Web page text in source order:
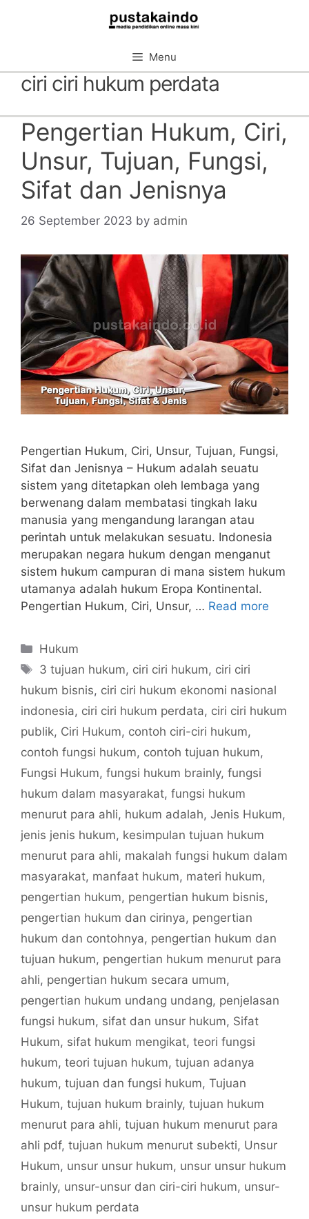
Menu
ciri ciri hukum perdata
Pengertian Hukum, Ciri,
Unsur, Tujuan, Fungsi,
Sifat dan Jenisnya
26 September 2023 by admin
Pengertian Hukum, Ciri, Unsur, Tujuan, Fungsi,
Sifat dan Jenisnya – Hukum adalah seuatu
sistem yang ditetapkan oleh lembaga yang
berwenang dalam membatasi tingkah laku
manusia yang mengandung larangan atau
perintah untuk melakukan sesuatu. Indonesia
merupakan negara hukum dengan menganut
sistem hukum campuran di mana sistem hukum
utamanya adalah hukum Eropa Kontinental.
Pengertian Hukum, Ciri, Unsur, … Read more
Categories
Hukum
Tags
3 tujuan hukum, ciri ciri hukum, ciri ciri
hukum bisnis, ciri ciri hukum ekonomi nasional
indonesia, ciri ciri hukum perdata, ciri ciri hukum
publik, Ciri Hukum, contoh ciri-ciri hukum,
contoh fungsi hukum, contoh tujuan hukum,
Fungsi Hukum, fungsi hukum brainly, fungsi
hukum dalam masyarakat, fungsi hukum
menurut para ahli, hukum adalah, Jenis Hukum,
jenis jenis hukum, kesimpulan tujuan hukum
menurut para ahli, makalah fungsi hukum dalam
masyarakat, manfaat hukum, materi hukum,
pengertian hukum, pengertian hukum bisnis,
pengertian hukum dan cirinya, pengertian
hukum dan contohnya, pengertian hukum dan
tujuan hukum, pengertian hukum menurut para
ahli, pengertian hukum secara umum,
pengertian hukum undang undang, penjelasan
fungsi hukum, sifat dan unsur hukum, Sifat
Hukum, sifat hukum mengikat, teori fungsi
hukum, teori tujuan hukum, tujuan adanya
hukum, tujuan dan fungsi hukum, Tujuan
Hukum, tujuan hukum brainly, tujuan hukum
menurut para ahli, tujuan hukum menurut para
ahli pdf, tujuan hukum menurut subekti, Unsur
Hukum, unsur unsur hukum, unsur unsur hukum
brainly, unsur-unsur dan ciri-ciri hukum, unsur-
unsur hukum perdata